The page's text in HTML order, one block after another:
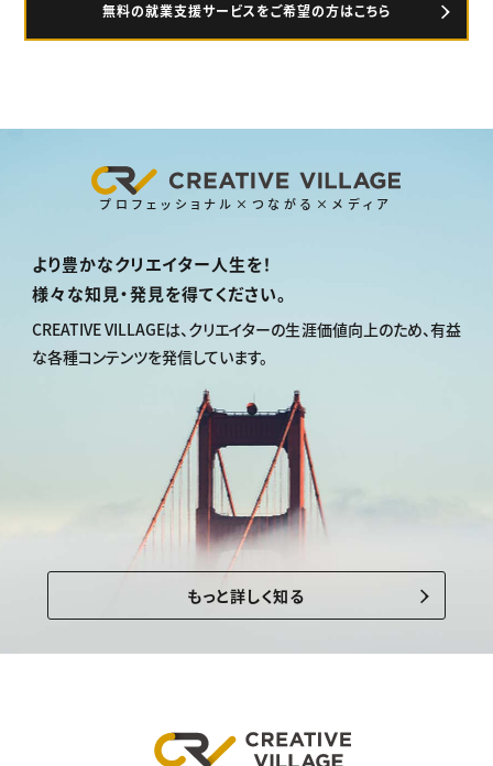
無料の就業支援サービスをご希望の方はこちら
プロフェッショナル×つながる×メディア
より豊かなクリエイター人生を！
様々な知見・発見を得てください。
CREATIVE VILLAGEは、クリエイターの生涯価値向上のため、有益
な各種コンテンツを発信しています。
もっと詳しく知る